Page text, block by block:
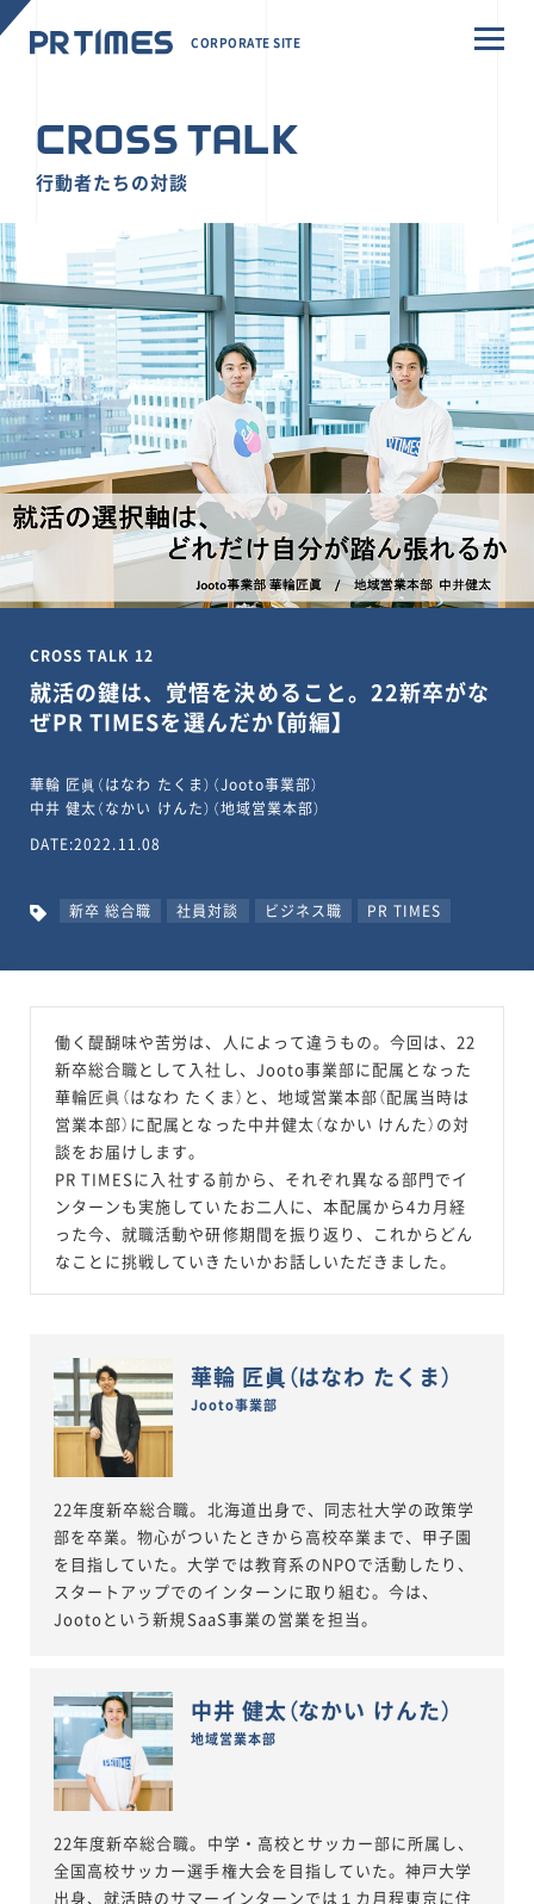
CORPORATE SITE
CROSS TALK
行動者たちの対談
CROSS TALK 12
就活の鍵は、覚悟を決めること。22新卒がな
ぜPR TIMESを選んだか【前編】
華輪 匠眞（はなわ たくま）（Jooto事業部）
中井 健太（なかい けんた）（地域営業本部）
DATE:2022.11.08
新卒 総合職 社員対談 ビジネス職 PR TIMES
働く醍醐味や苦労は、人によって違うもの。今回は、22
新卒総合職として入社し、Jooto事業部に配属となった
華輪匠眞（はなわ たくま）と、地域営業本部（配属当時は
営業本部）に配属となった中井健太（なかい けんた）の対
談をお届けします。
PR TIMESに入社する前から、それぞれ異なる部門でイ
ンターンも実施していたお二人に、本配属から4カ月経
った今、就職活動や研修期間を振り返り、これからどん
なことに挑戦していきたいかお話しいただきました。
華輪 匠眞（はなわ たくま）
Jooto事業部
22年度新卒総合職。北海道出身で、同志社大学の政策学
部を卒業。物心がついたときから高校卒業まで、甲子園
を目指していた。大学では教育系のNPOで活動したり、
スタートアップでのインターンに取り組む。今は、
Jootoという新規SaaS事業の営業を担当。
中井 健太（なかい けんた）
地域営業本部
22年度新卒総合職。中学・高校とサッカー部に所属し、
全国高校サッカー選手権大会を目指していた。神戸大学
出身、就活時のサマーインターンでは１カ月程東京に住